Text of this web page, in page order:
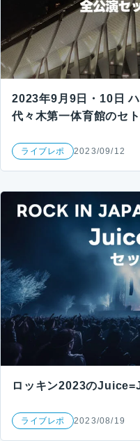
2023年9月9日・10日
代々木第一体育館のセ
ライブレポ 2023/09/12
ロッキン2023の
ライブレポ 2023/08/19